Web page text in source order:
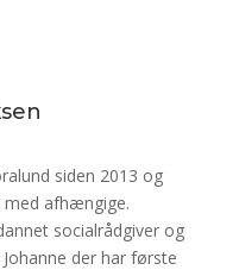
siden 2013 og
med afhængige.
socialrådgiver og
der har første